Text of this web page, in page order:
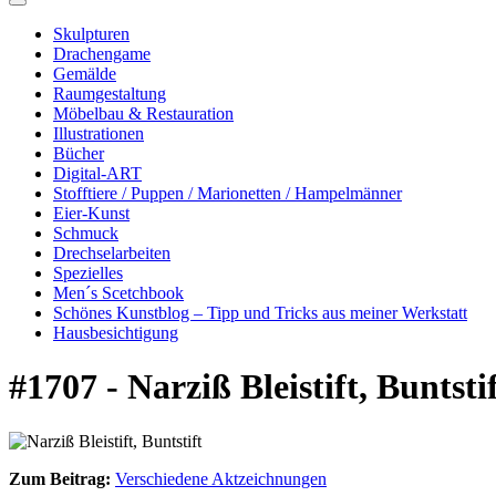
Skulpturen
Drachengame
Gemälde
Raumgestaltung
Möbelbau & Restauration
Illustrationen
Bücher
Digital-ART
Stofftiere / Puppen / Marionetten / Hampelmänner
Eier-Kunst
Schmuck
Drechselarbeiten
Spezielles
Men´s Scetchbook
Schönes Kunstblog – Tipp und Tricks aus meiner Werkstatt
Hausbesichtigung
#1707 - Narziß Bleistift,
Zum Beitrag: Verschiedene Aktzeichnungen